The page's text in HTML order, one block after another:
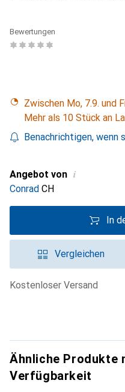
Bewertungen
Zwischen Mo, 7.9. und
Mehr als 10 Stück an
Benachrichtigen, wenn
Angebot von i
Conrad CH
In
Vergleichen
kostenloser Versand
Ähnliche Produkte
Verfügbarkeit